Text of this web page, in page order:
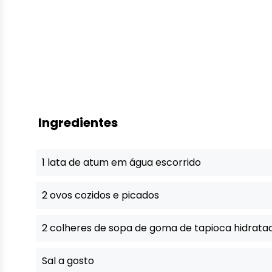
Ingredientes
1 lata de atum em água escorrido
2 ovos cozidos e picados
2 colheres de sopa de goma de tapioca
Sal a gosto